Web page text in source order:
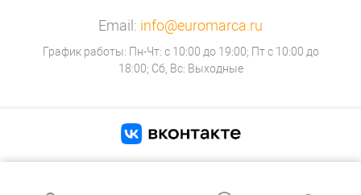
Email: info@euromarca.ru
График работы: Пн-Чт: с 10:00 до 19:00; Пт с 10:00 до
18:00; Сб, Вс: Выходные